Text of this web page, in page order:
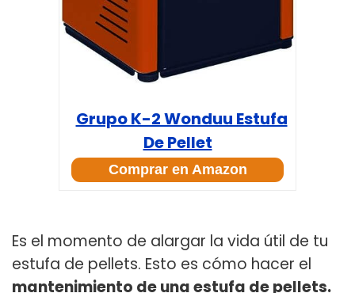
Grupo K-2 Wonduu Estufa
De Pellet
Comprar en Amazon
Es el momento de alargar la vida útil de tu
estufa de pellets. Esto es cómo hacer el
mantenimiento de una estufa de pellets.